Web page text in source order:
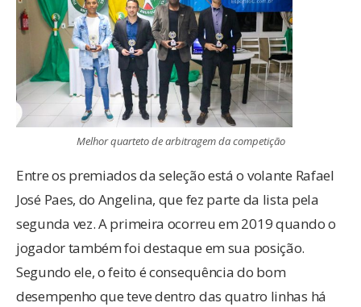
Melhor quarteto de arbitragem da competição
Entre os premiados da seleção está o volante Rafael
José Paes, do Angelina, que fez parte da lista pela
segunda vez. A primeira ocorreu em 2019 quando o
jogador também foi destaque em sua posição.
Segundo ele, o feito é consequência do bom
desempenho que teve dentro das quatro linhas há